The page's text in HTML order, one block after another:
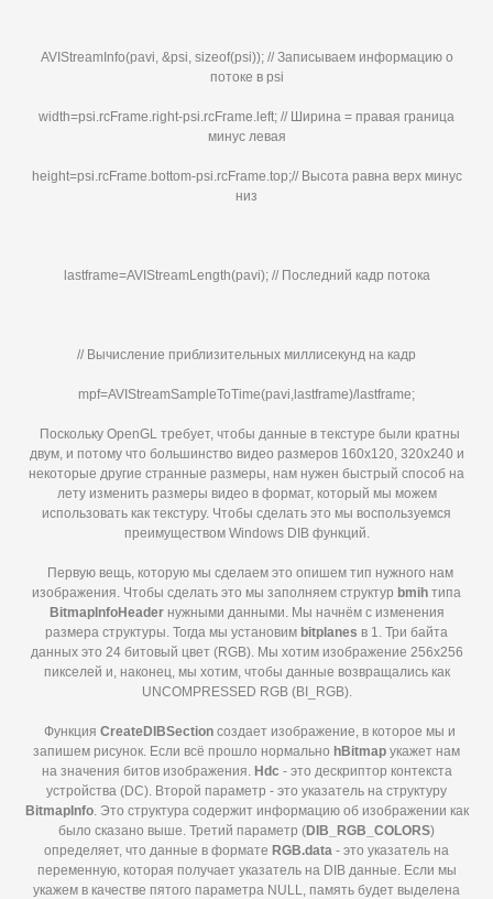
AVIStreamInfo(pavi, &psi, sizeof(psi)); // Записываем информацию о
потоке в psi
width=psi.rcFrame.right-psi.rcFrame.left; // Ширина = правая граница
минус левая
height=psi.rcFrame.bottom-psi.rcFrame.top;// Высота равна верх минус
низ
lastframe=AVIStreamLength(pavi); // Последний кадр потока
// Вычисление приблизительных миллисекунд на кадр
mpf=AVIStreamSampleToTime(pavi,lastframe)/lastframe;
Поскольку OpenGL требует, чтобы данные в текстуре были кратны
двум, и потому что большинство видео размеров 160x120, 320x240 и
некоторые другие странные размеры, нам нужен быстрый способ на
лету изменить размеры видео в формат, который мы можем
использовать как текстуру. Чтобы сделать это мы воспользуемся
преимуществом Windows DIB функций.
Первую вещь, которую мы сделаем это опишем тип нужного нам
изображения. Чтобы сделать это мы заполняем структур bmih типа
BitmapInfoHeaderнужными данными. Мы начнём с изменения
размера структуры. Тогда мы установим bitplanes в 1. Три байта
данных это 24 битовый цвет (RGB). Мы хотим изображение 256х256
пикселей и, наконец, мы хотим, чтобы данные возвращались как
UNCOMPRESSED RGB (BI_RGB).
Функция CreateDIBSection создает изображение, в которое мы и
запишем рисунок. Если всё прошло нормально hBitmap укажет нам
на значения битов изображения. Hdc - это дескриптор контекста
устройства (DC). Второй параметр - это указатель на структуру
BitmapInfo. Это структура содержит информацию об изображении как
было сказано выше. Третий параметр (DIB_ RGB_ COLORS)
определяет, что данные в формате RGB.data - это указатель на
переменную, которая получает указатель на DIB данные. Если мы
укажем в качестве пятого параметра NULL, память будет выделена